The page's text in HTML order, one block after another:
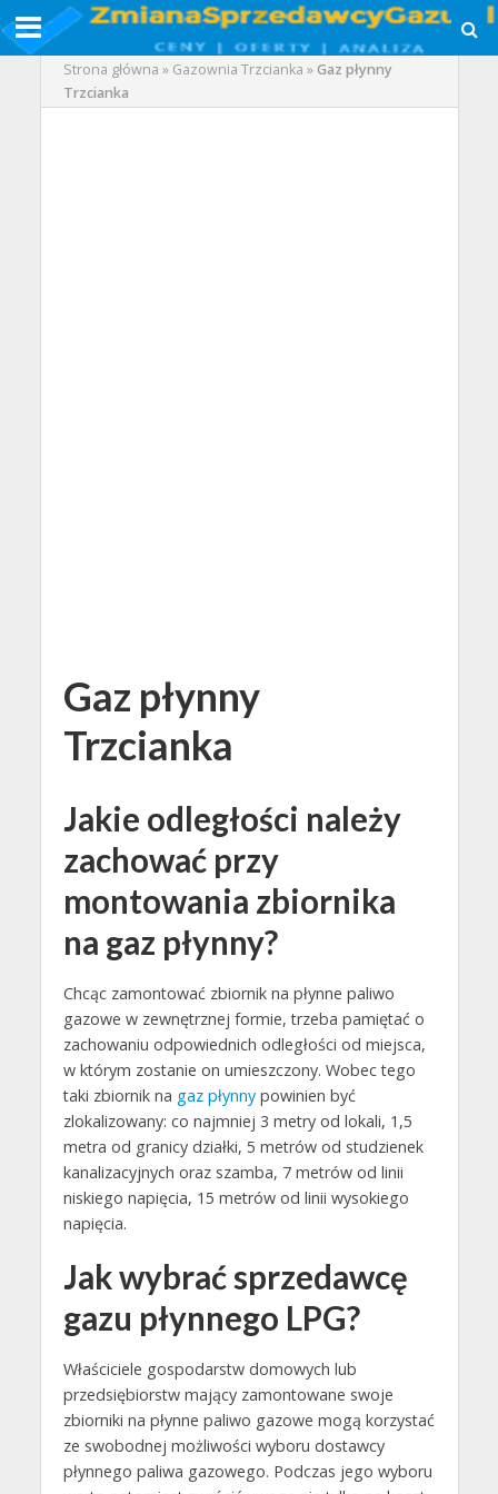
Strona główna » Gazownia Trzcianka »Gaz płynny
Trzcianka
Gaz płynny
Trzcianka
Jakie odległości należy
zachować przy
montowania zbiornika
na gaz płynny?
Chcąc zamontować zbiornik na płynne paliwo
gazowe w zewnętrznej formie, trzeba pamiętać o
zachowaniu odpowiednich odległości od miejsca,
w którym zostanie on umieszczony. Wobec tego
taki zbiornik na gaz płynnypowinien być
zlokalizowany: co najmniej 3 metry od lokali, 1,5
metra od granicy działki, 5 metrów od studzienek
kanalizacyjnych oraz szamba, 7 metrów od linii
niskiego napięcia, 15 metrów od linii wysokiego
napięcia.
Jak wybrać sprzedawcę
gazu płynnego LPG?
Właściciele gospodarstw domowych lub
przedsiębiorstw mający zamontowane swoje
zbiorniki na płynne paliwo gazowe mogą korzystać
ze swobodnej możliwości wyboru dostawcy
płynnego paliwa gazowego. Podczas jego wyboru